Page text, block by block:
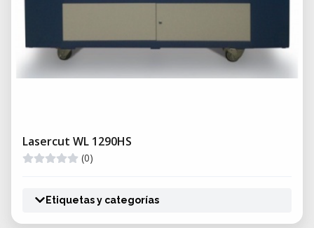
Lasercut WL 1290HS
(0)
Etiquetas y categorías